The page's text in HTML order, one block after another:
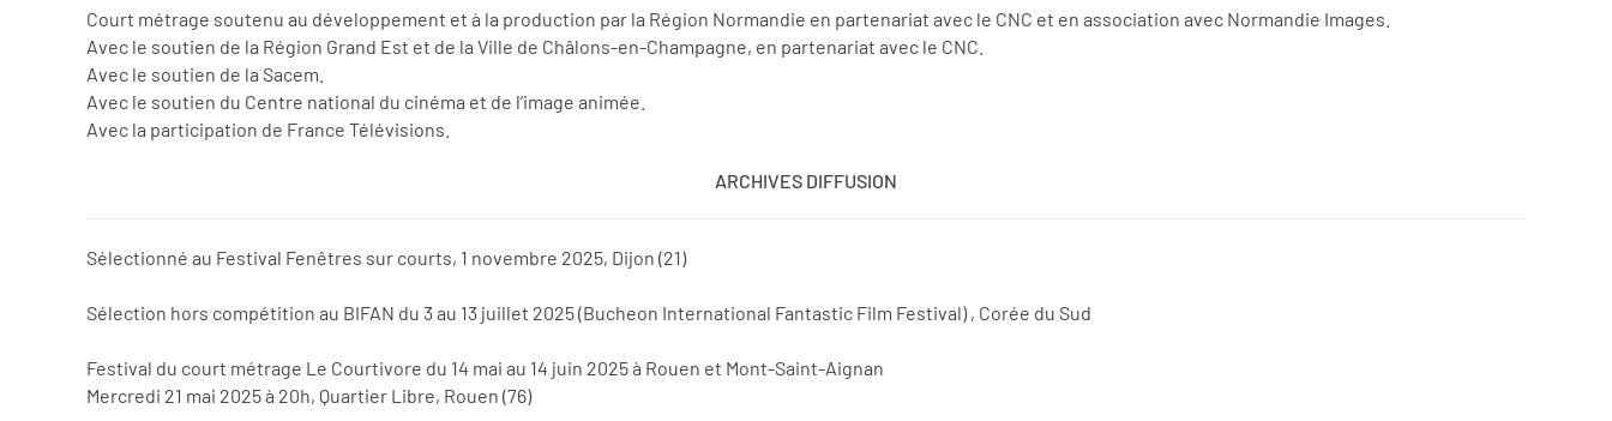
Court métrage soutenu au développement et à la production par la Région Normandie en partenariat avec le CNC et en association avec Normandie Images.
Avec le soutien de la Région Grand Est et de la Ville de Châlons-en-Champagne, en partenariat avec le CNC.
Avec le soutien de la Sacem.
Avec le soutien du Centre national du cinéma et de l’image animée.
Avec la participation de France Télévisions.
ARCHIVES DIFFUSION
Sélectionné au Festival Fenêtres sur courts, 1 novembre 2025, Dijon (21)
Sélection hors compétition au BIFAN du 3 au 13 juillet 2025 (Bucheon International Fantastic Film Festival) , Corée du Sud
Festival du court métrage Le Courtivore du 14 mai au 14 juin 2025 à Rouen et Mont-Saint-Aignan
Mercredi 21 mai 2025 à 20h, Quartier Libre, Rouen (76)